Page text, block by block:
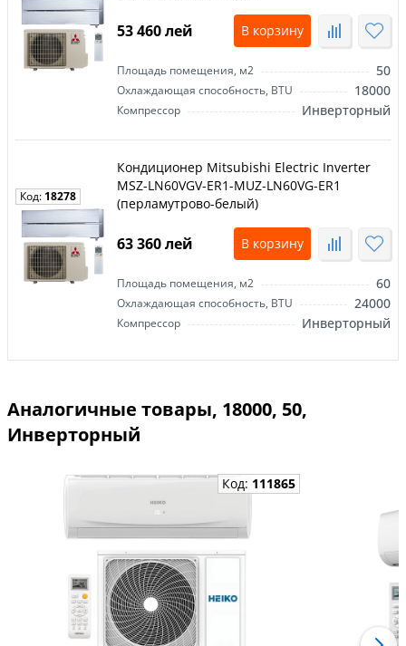
53 460 лей В корзину
Площадь помещения, м2 50
Охлаждающая способность, BTU 18000
Компрессор Инверторный
Код: 18278
Кондиционер Mitsubishi Electric Inverter
MSZ-LN60VGV-ER1-MUZ-LN60VG-ER1
(перламутрово-белый)
63 360 лей В корзину
Площадь помещения, м2 60
Охлаждающая способность, BTU 24000
Компрессор Инверторный
Аналогичные товары, 18000, 50,
Инверторный
Код: 111865